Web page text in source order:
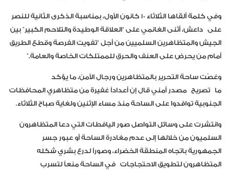
وفي كلمة ألقاها الثلاثاء ١٠ كانون الأول، بمناسبة الذكرى الثانية للنصر
على داعش، أثنى الغانمي على “العلاقة الوطيدة والتلاحم الكبير” بين
الجيش والمتظاهرين السلميين من أجل “تفويت الفرصة وقطع الطريق
أمام من يحرض على العنف والحرق للممتلكات الخاصة والعامة.”
وغصّت ساحة التحرير بالمتظاهرين ورجال الأمن، ما يؤكد
ما تصريح مصدر أمني قال إن أعداداً غفيرة من متظاهري المحافظات
الجنوبية توافدوا على الساحة منذ مساء الإثنين ولغاية صباح الثلاثاء.
وانتشرت على وسائل التواصل صور اليافطات التي دعا المتظاهرون
السلميون من خلالها إلى عدم مغادرة الساحة أو عبور جسر
الجمهورية باتجاه المنطقة الخضراء، وصوراً لدرع بشري شكله
المتظاهرون لتطويق الاحتجاجات في الساحة منعاً لتسرب